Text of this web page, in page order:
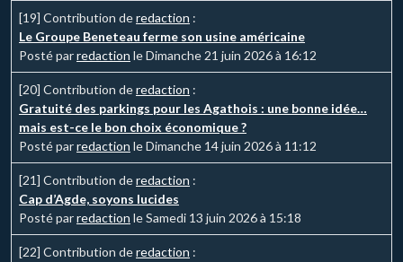
[19] Contribution deredaction :
Le Groupe Beneteau ferme son usine américaine
Posté parredaction le Dimanche 21 juin 2026 à 16:12
[20] Contribution deredaction :
Gratuité des parkings pour les Agathois : une bonne idée…
mais est-ce le bon choix économique ?
Posté parredaction le Dimanche 14 juin 2026 à 11:12
[21] Contribution deredaction :
Cap d’Agde, soyons lucides
Posté parredaction le Samedi 13 juin 2026 à 15:18
[22] Contribution deredaction :